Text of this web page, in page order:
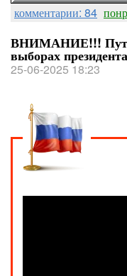
комментарии: 84
ВНИМАНИЕ!!!
выборах
25-06-2025 18:23